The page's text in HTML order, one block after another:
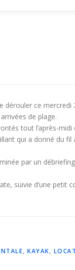
ce mercredi
de plage.
tout l’après-
qui a donné du fil
par un
suivie d’une petit
, KAYAK,